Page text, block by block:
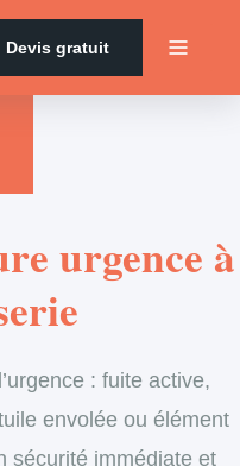
Devis gratuit
urgence à
: fuite active,
envolée ou élément
sécurité immédiate et